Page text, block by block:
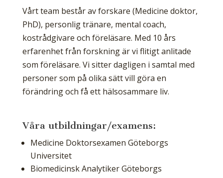
Vårt team består av forskare (Medicine doktor,
PhD), personlig tränare, mental coach,
kostrådgivare och föreläsare. Med 10 års
erfarenhet från forskning är vi flitigt anlitade
som föreläsare. Vi sitter dagligen i samtal med
personer som på olika sätt vill göra en
förändring och få ett hälsosammare liv.
Våra utbildningar/examens:
Medicine Doktorsexamen Göteborgs
Universitet
Biomedicinsk Analytiker Göteborgs